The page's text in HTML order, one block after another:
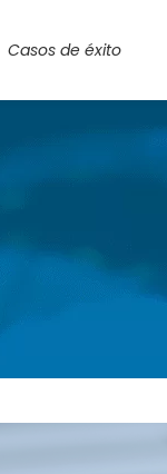
Casos de éxito